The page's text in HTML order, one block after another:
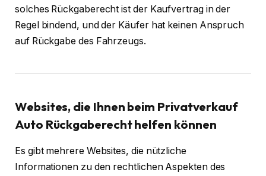
solches Rückgaberecht ist der Kaufvertrag in der
Regel bindend, und der Käufer hat keinen Anspruch
auf Rückgabe des Fahrzeugs.
Websites, die Ihnen beim Privatverkauf
Auto Rückgaberecht helfen können
Es gibt mehrere Websites, die nützliche
Informationen zu den rechtlichen Aspekten des